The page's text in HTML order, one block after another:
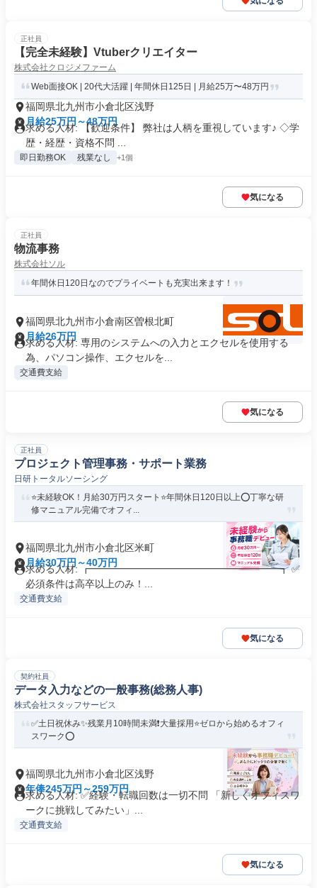
正社員
【完全未経験】Vtuberクリエイター
株式会社クロジメファーム
Web面接OK | 20代大活躍 | 年間休日125日 | 月給25万〜48万円
福岡県北九州市小倉北区浅野
月給25万円～48万円
求める人材: 【歓迎条件】 弊社は人柄を重視しています♪ ◇学
歴・経歴・資格不問 ...
即日勤務OK 残業なし +1個
気になる
正社員
物流事務
株式会社ソル
年間休日120日なのでプライベートも充実出来ます！
福岡県北九州市小倉南区曽根北町
月給26万円
求める人材: 専用のシステムへの入力とエクセルを使用する
為、パソコン操作、エクセルを...
交通費支給
気になる
正社員
プロジェクト管理事務・サポート業務
日研トータルソーシング
⭐未経験OK！月給30万円スタート⭐年間休日120日以上⭕丁寧な研
修マニュアル完備でオフィ...
福岡県北九州市小倉北区米町
月給30万円～40万円
求める人材: ┏━━━━━━━━━━━━━━━━━━━┓ ✅
必須条件は高卒以上のみ！...
交通費支給
気になる
契約社員
データ入力などの一般事務(総務人事)
株式会社スタッフサービス
✅土日祝休み✨残業月10時間未満❗️大量採用⭐ゼロから始めるオフィ
スワーク⭕️
福岡県北九州市小倉北区浅野
年俸245万円～259万円
求める人材: ✅経験・転職回数は一切不問 「新しくオフィスワ
ークに挑戦してみたい」...
交通費支給
気になる